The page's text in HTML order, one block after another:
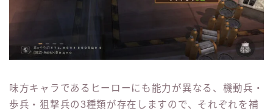
味方キャラであるヒーローにも能力が異なる、機動兵・
歩兵・狙撃兵の3種類が存在しますので、それぞれを補